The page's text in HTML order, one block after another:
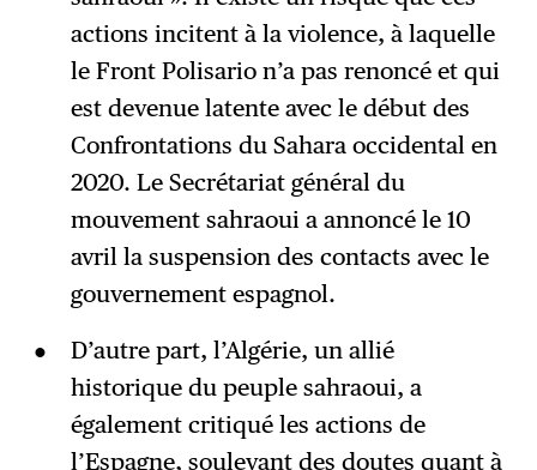
actions incitent à la violence, à laquelle
le Front Polisario n’a pas renoncé et qui
est devenue latente avec le début des
Confrontations du Sahara occidental en
2020. Le Secrétariat général du
mouvement sahraoui a annoncé le 10
avril la suspension des contacts avec le
gouvernement espagnol.
D’autre part, l’Algérie, un allié
historique du peuple sahraoui, a
également critiqué les actions de
l’Espagne, soulevant des doutes quant à